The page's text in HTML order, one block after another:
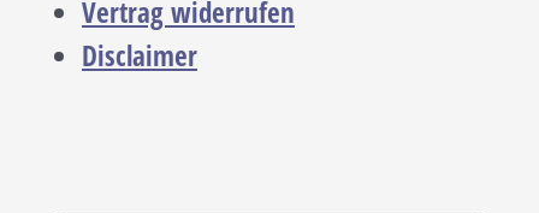
Vertrag widerrufen
Disclaimer